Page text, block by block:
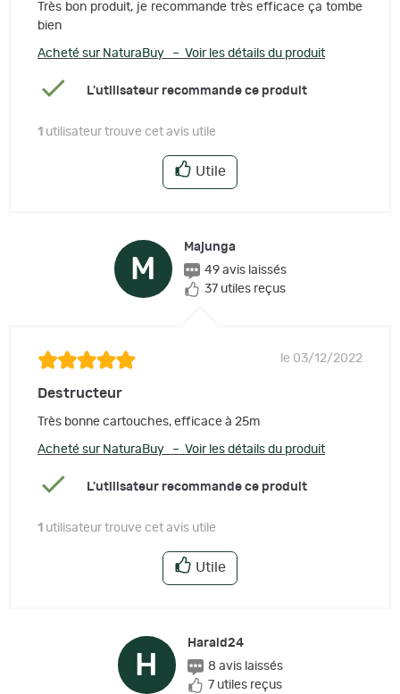
Très bon produit, je recommande très efficace ça tombe
bien
Acheté sur NaturaBuy – Voir les détails du produit
L'utilisateur recommande ce produit
1 utilisateur trouve cet avis utile
Utile
M
Majunga
49 avis laissés
37 utiles reçus
le 03/12/2022
Destructeur
Très bonne cartouches, efficace à 25m
Acheté sur NaturaBuy – Voir les détails du produit
L'utilisateur recommande ce produit
1 utilisateur trouve cet avis utile
Utile
H
Harald24
8 avis laissés
7 utiles reçus